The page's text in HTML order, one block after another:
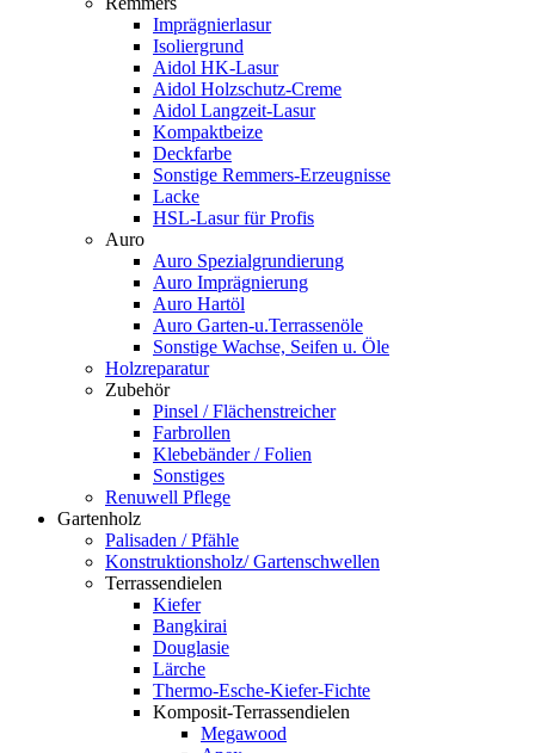
Imprägnierlasur
Isoliergrund
Aidol HK-Lasur
Aidol Holzschutz-Creme
Aidol Langzeit-Lasur
Kompaktbeize
Deckfarbe
Sonstige Remmers-Erzeugnisse
Lacke
HSL-Lasur für Profis
Auro
Auro Spezialgrundierung
Auro Imprägnierung
Auro Hartöl
Auro Garten-u.Terrassenöle
Sonstige Wachse, Seifen u. Öle
Holzreparatur
Zubehör
Pinsel / Flächenstreicher
Farbrollen
Klebebänder / Folien
Sonstiges
Renuwell Pflege
Gartenholz
Palisaden / Pfähle
Konstruktionsholz/ Gartenschwellen
Terrassendielen
Kiefer
Bangkirai
Douglasie
Lärche
Thermo-Esche-Kiefer-Fichte
Komposit-Terrassendielen
Megawood